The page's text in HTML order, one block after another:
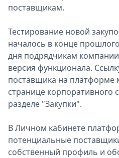
поставщикам.
Тестирование новой
началось в конце
дня подрядчикам
версия функционала.
поставщика на платформе
странице корпоративного
разделе "Закупки".
В Личном кабинете
потенциальные
собственный профиль и